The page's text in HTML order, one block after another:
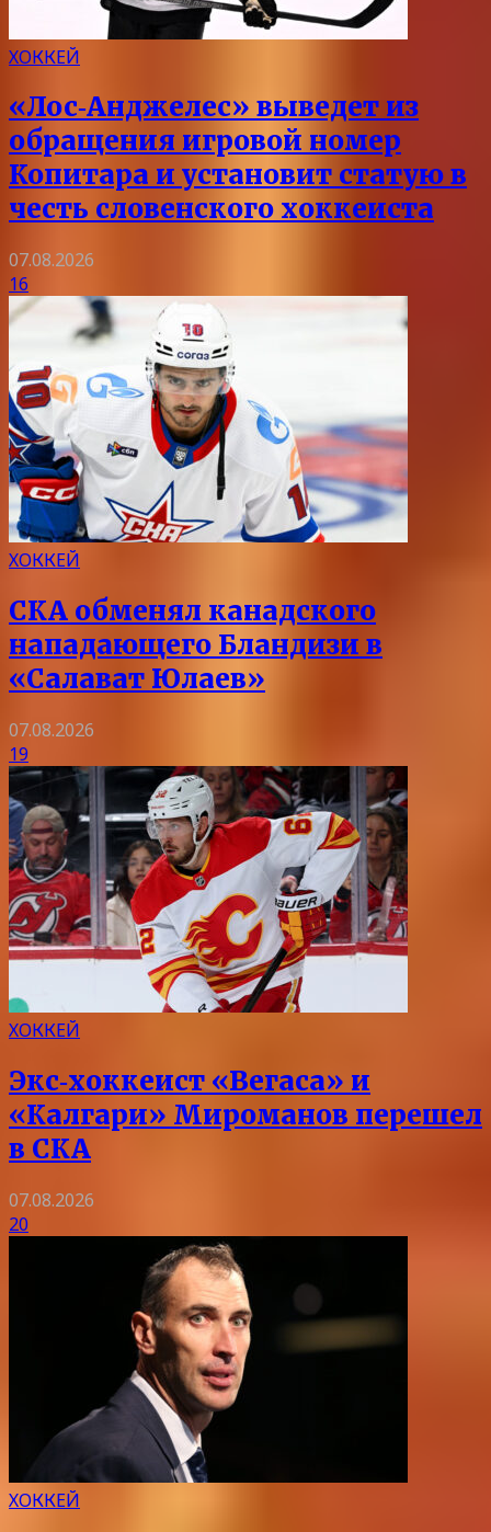
ХОККЕЙ
«Лос‑Анджелес» выведет из
обращения игровой номер
Копитара и установит статую в
честь словенского хоккеиста
07.08.2026
16
ХОККЕЙ
СКА обменял канадского
нападающего Бландизи в
«Салават Юлаев»
07.08.2026
19
ХОККЕЙ
Экс‑хоккеист «Вегаса» и
«Калгари» Мироманов перешел
в СКА
07.08.2026
20
ХОККЕЙ